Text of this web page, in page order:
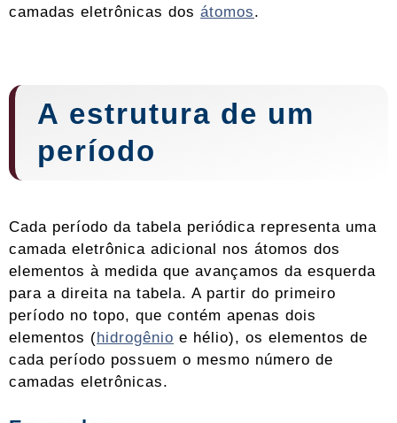
camadas eletrônicas dos átomos.
A estrutura de um
período
Cada período da tabela periódica representa uma
camada eletrônica adicional nos átomos dos
elementos à medida que avançamos da esquerda
para a direita na tabela. A partir do primeiro
período no topo, que contém apenas dois
elementos (hidrogênio e hélio), os elementos de
cada período possuem o mesmo número de
camadas eletrônicas.